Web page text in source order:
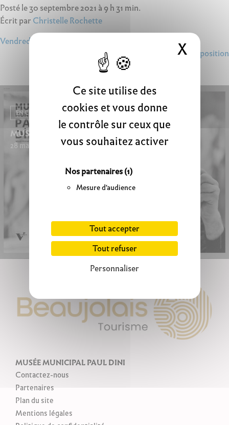
Ce site utilise des
cookies et vous donne
le contrôle sur ceux que
vous souhaitez activer
Nos partenaires(1)
Mesure d'audience
Tout accepter
Tout refuser
Personnaliser
X
Posté le 30 septembre 2021 à 9 h 31 min.
Écrit par Christelle Rochette
Navigation
Vendredi 9 janvier 2026 : peinture et cinéma
Dimanche 18 janvier 2026 : Au cœur de l’exposition
EN CE MOMENT
MUSÉOCOULISSES
28 mars 2026 - 20 septembre 2026
MUSÉE MUNICIPAL PAUL DINI
Contactez-nous
Partenaires
Plan du site
Mentions légales